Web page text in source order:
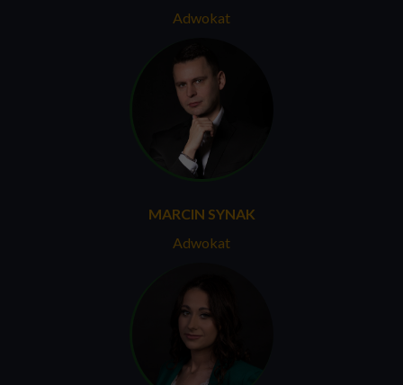
Adwokat
MARCIN SYNAK
Adwokat